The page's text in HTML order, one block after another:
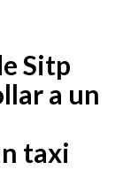
Sitp
a un
taxi